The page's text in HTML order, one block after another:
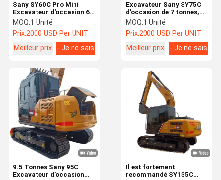
Sany SY60C Pro Mini
Excavateur d'occasion 6
Tonnes Sany Sy75 Sy95
Excavateurs d'occasion
MOQ:1 Unité
Prix:2000 USD Per UNIT
Meilleur prix
- Je ne sais
Excavateur Sany SY75C
d'occasion de 7 tonnes,
tout neuf, avec moteur
diesel SY 75CPRO
MOQ:1 Unité
Prix:2000 USD Per UNIT
Meilleur prix
- Je ne sais
9.5 Tonnes Sany 95C
Excavateur d'occasion
Il est fortement
recommandé SY135C